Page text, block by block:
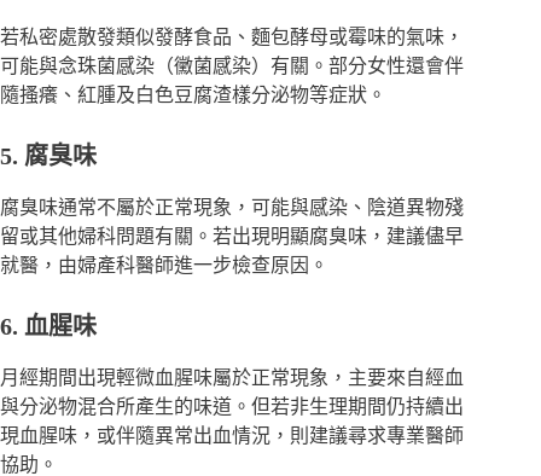
若私密處散發類似發酵食品、麵包酵母或霉味的氣味，
可能與念珠菌感染（黴菌感染）有關。部分女性還會伴
隨搔癢、紅腫及白色豆腐渣樣分泌物等症狀。
5. 腐臭味
腐臭味通常不屬於正常現象，可能與感染、陰道異物殘
留或其他婦科問題有關。若出現明顯腐臭味，建議儘早
就醫，由婦產科醫師進一步檢查原因。
6. 血腥味
月經期間出現輕微血腥味屬於正常現象，主要來自經血
與分泌物混合所產生的味道。但若非生理期間仍持續出
現血腥味，或伴隨異常出血情況，則建議尋求專業醫師
協助。